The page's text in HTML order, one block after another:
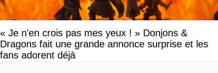
« Je n'en crois pas mes yeux ! » Donjons &
Dragons fait une grande annonce surprise et les
fans adorent déjà